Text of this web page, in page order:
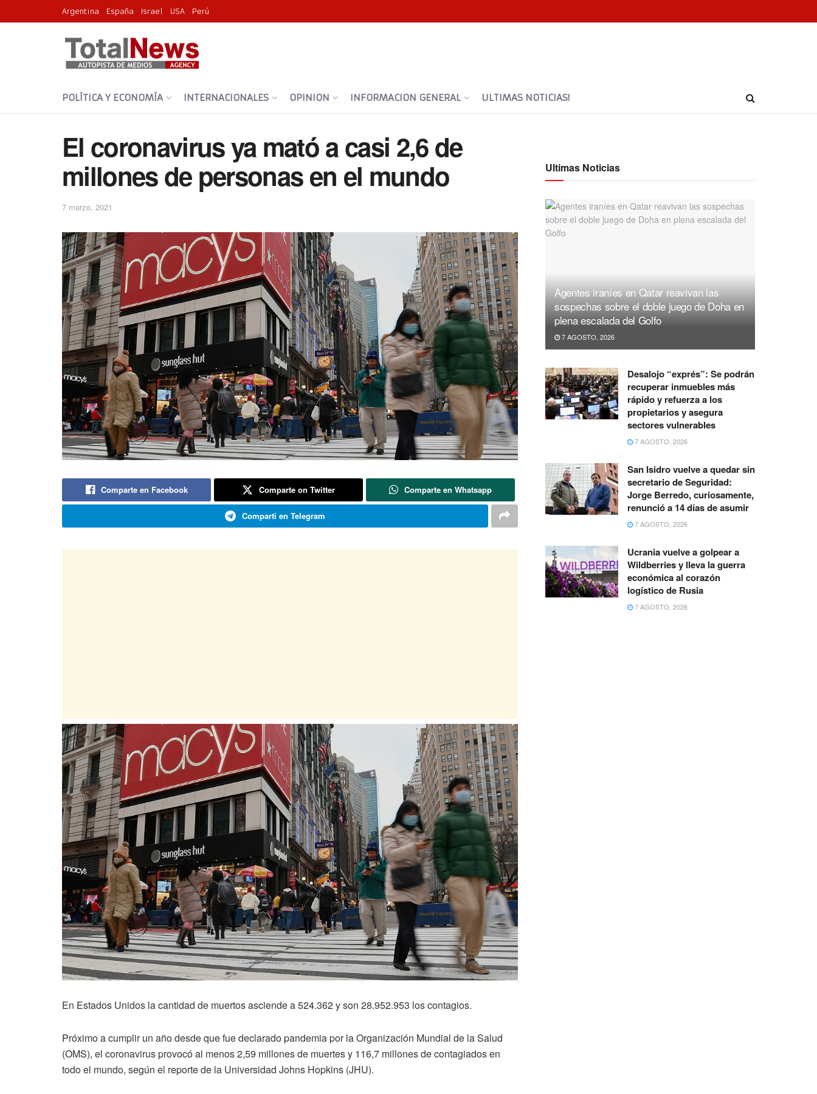
Argentina España Israel USA Perú
POLÍTICA Y ECONOMÍA INTERNACIONALES OPINION INFORMACION GENERAL ULTIMAS NOTICIAS!
El coronavirus ya mató a casi 2,6 de
millones de personas en el mundo
7 marzo, 2021
Comparte en Facebook Comparte on Twitter Comparte en Whatsapp
Comparti en Telegram
En Estados Unidos la cantidad de muertos asciende a 524.362 y son 28.952.953 los contagios.
Próximo a cumplir un año desde que fue declarado pandemia por la Organización Mundial de la Salud
(OMS), el coronavirus provocó al menos 2,59 millones de muertes y 116,7 millones de contagiados en
todo el mundo, según el reporte de la Universidad Johns Hopkins (JHU).
Ultimas Noticias
Agentes iraníes en Qatar reavivan las
sospechas sobre el doble juego de Doha en
plena escalada del Golfo
7 AGOSTO, 2026
Desalojo “exprés”: Se podrán
recuperar inmuebles más
rápido y refuerza a los
propietarios y asegura
sectores vulnerables
7 AGOSTO, 2026
San Isidro vuelve a quedar sin
secretario de Seguridad:
Jorge Berredo, curiosamente,
renunció a 14 días de asumir
7 AGOSTO, 2026
Ucrania vuelve a golpear a
Wildberries y lleva la guerra
económica al corazón
logístico de Rusia
7 AGOSTO, 2026